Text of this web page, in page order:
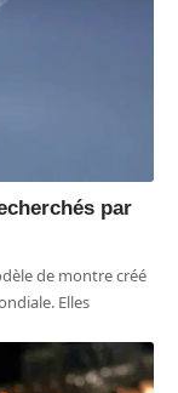
par
de montre créé
Elles